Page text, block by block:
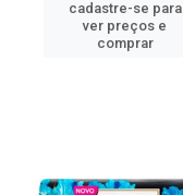
cadastre-se para
ver preços e
comprar